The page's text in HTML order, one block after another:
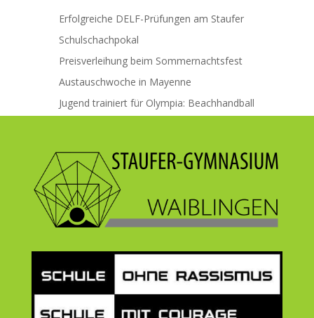
Erfolgreiche DELF-Prüfungen am Staufer
Schulschachpokal
Preisverleihung beim Sommernachtsfest
Austauschwoche in Mayenne
Jugend trainiert für Olympia: Beachhandball